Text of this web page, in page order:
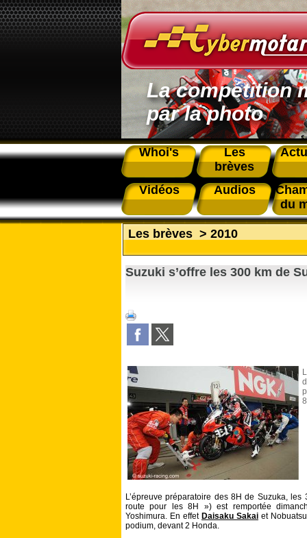
La compétition
par la photo
Whoi's
Les
brèves
Vidéos Audios
du
Les brèves > 2010
Suzuki s’offre les 300 km de
L’épreuve préparatoire des 8H de Suzuka,
route pour les 8H ») est remportée
Yoshimura. En effet Daisaku Sakai et
podium, devant 2 Honda.